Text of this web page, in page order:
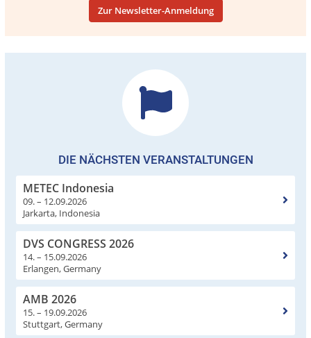
Zur Newsletter-Anmeldung
DIE NÄCHSTEN VERANSTALTUNGEN
METEC Indonesia
09. – 12.09.2026
Jarkarta, Indonesia
DVS CONGRESS 2026
14. – 15.09.2026
Erlangen, Germany
AMB 2026
15. – 19.09.2026
Stuttgart, Germany